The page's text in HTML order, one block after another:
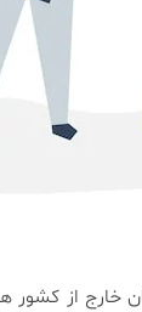
خارج از کشور